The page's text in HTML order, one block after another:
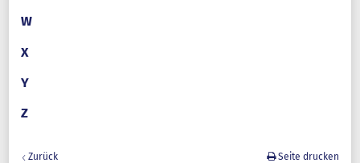
W
X
Y
Z
Zurück Seite drucken